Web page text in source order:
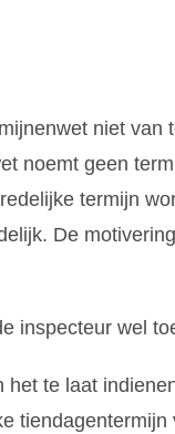
niet
noemt geen
termijn
De
inspecteur wel
te laat